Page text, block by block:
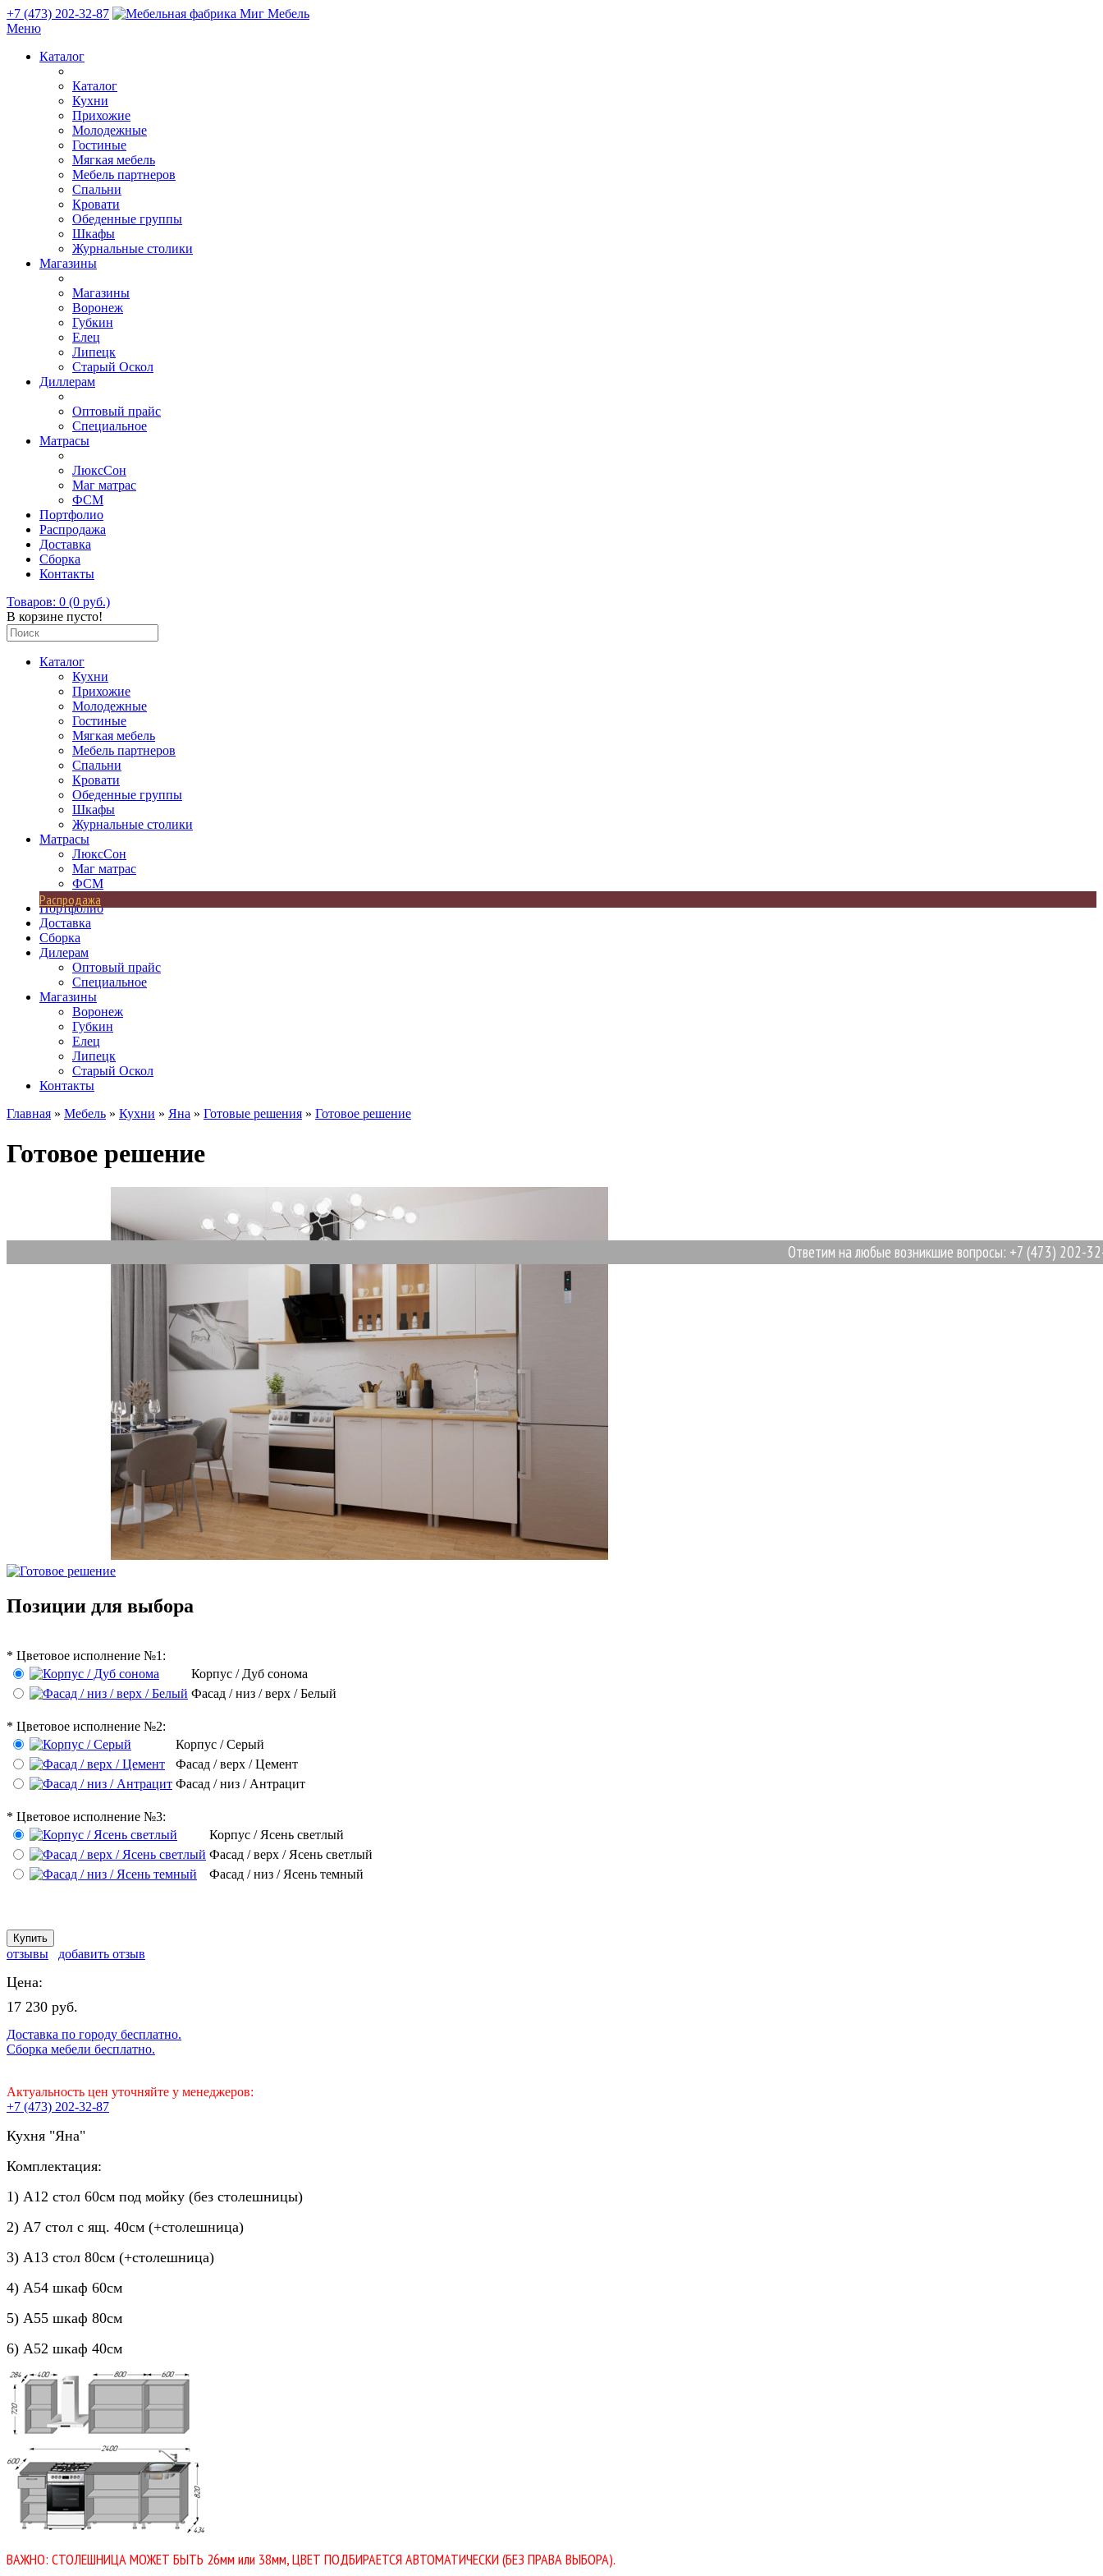
+7 (473) 202-32-87
Меню
Каталог
Каталог
Кухни
Прихожие
Молодежные
Гостиные
Мягкая мебель
Мебель партнеров
Спальни
Кровати
Обеденные группы
Шкафы
Журнальные столики
Магазины
Магазины
Воронеж
Губкин
Елец
Липецк
Старый Оскол
Диллерам
Оптовый прайс
Специальное
Матрасы
ЛюксСон
Маг матрас
ФСМ
Портфолио
Распродажа
Доставка
Сборка
Контакты
Товаров: 0 (0 руб.)
В корзине пусто!
Каталог
Кухни
Прихожие
Молодежные
Гостиные
Мягкая мебель
Мебель партнеров
Спальни
Кровати
Обеденные группы
Шкафы
Журнальные столики
Матрасы
ЛюксСон
Маг матрас
ФСМ
Распродажа
Портфолио
Доставка
Сборка
Дилерам
Оптовый прайс
Специальное
Магазины
Воронеж
Губкин
Елец
Липецк
Старый Оскол
Контакты
Ответим на любые возникшие вопросы: +7 (473) 202-32-87
Главная » Мебель » Кухни » Яна » Готовые решения » Готовое решение
Готовое решение
Позиции для выбора
* Цветовое исполнение №1:
Корпус / Дуб сонома
Фасад / низ / верх / Белый
* Цветовое исполнение №2:
Корпус / Серый
Фасад / верх / Цемент
Фасад / низ / Антрацит
* Цветовое исполнение №3:
Корпус / Ясень светлый
Фасад / верх / Ясень светлый
Фасад / низ / Ясень темный
отзывы добавить отзыв
Цена:
17 230 руб.
Доставка по городу бесплатно.
Сборка мебели бесплатно.
Актуальность цен уточняйте у менеджеров:
+7 (473) 202-32-87
Кухня "Яна"
Комплектация:
1) А12 стол 60см под мойку (без столешницы)
2) А7 стол с ящ. 40см (+столешница)
3) А13 стол 80см (+столешница)
4) А54 шкаф 60см
5) А55 шкаф 80см
6) А52 шкаф 40см
ВАЖНО: СТОЛЕШНИЦА МОЖЕТ БЫТЬ 26мм или 38мм, ЦВЕТ ПОДБИРАЕТСЯ АВТОМАТИЧЕСКИ (БЕЗ ПРАВА ВЫБОРА).